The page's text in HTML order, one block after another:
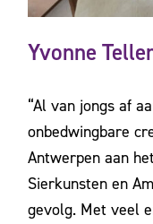
Yvonne
“Al van jongs af
onbedwingbare
Antwerpen aan
Sierkunsten en
gevolg. Met veel